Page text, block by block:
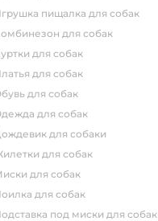
игрушка пищалка для собак
комбинезон для собак
куртки для собак
платья для собак
обувь для собак
одежда для собак
дождевик для собаки
жилетки для собак
миски для собак
поилка для собак
подставка под миски для собак